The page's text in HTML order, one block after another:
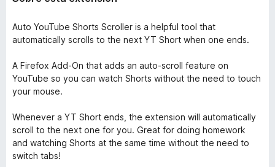
Auto YouTube Shorts Scroller is a helpful tool that
automatically scrolls to the next YT Short when one ends.
A Firefox Add-On that adds an auto-scroll feature on
YouTube so you can watch Shorts without the need to touch
your mouse.
Whenever a YT Short ends, the extension will automatically
scroll to the next one for you. Great for doing homework
and watching Shorts at the same time without the need to
switch tabs!